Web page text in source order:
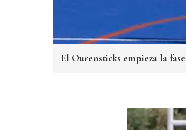
El Ourensticks empieza la